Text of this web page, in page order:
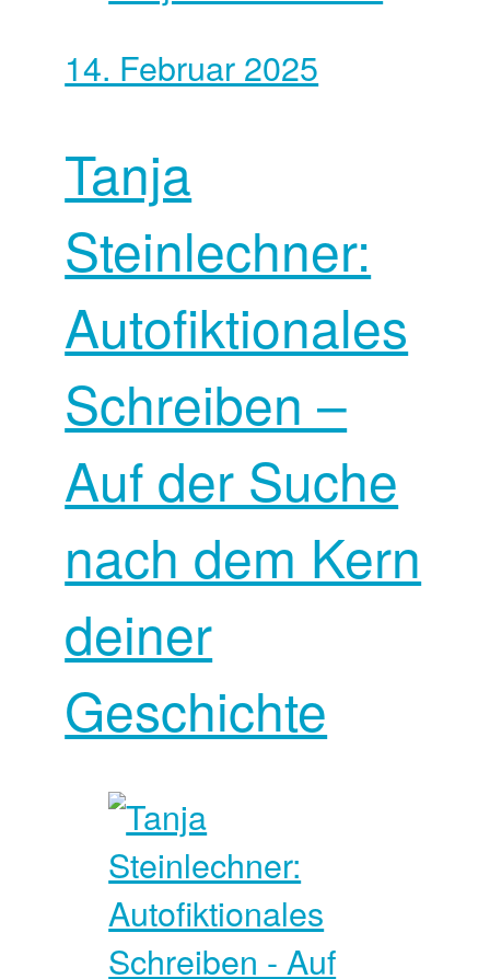
14. Februar 2025
Tanja
Steinlechner:
Autofiktionales
Schreiben –
Auf der Suche
nach dem Kern
deiner
Geschichte